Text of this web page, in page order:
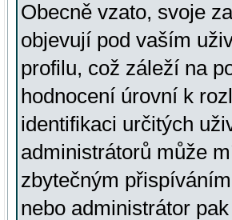
Obecně vzato, svoje
objevují pod vaším
profilu, což záleží na
hodnocení úrovní k
identifikaci určitých
administrátorů může
zbytečným
nebo administrátor